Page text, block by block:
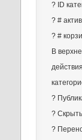
? ID
? #
? #
В
?
?
?